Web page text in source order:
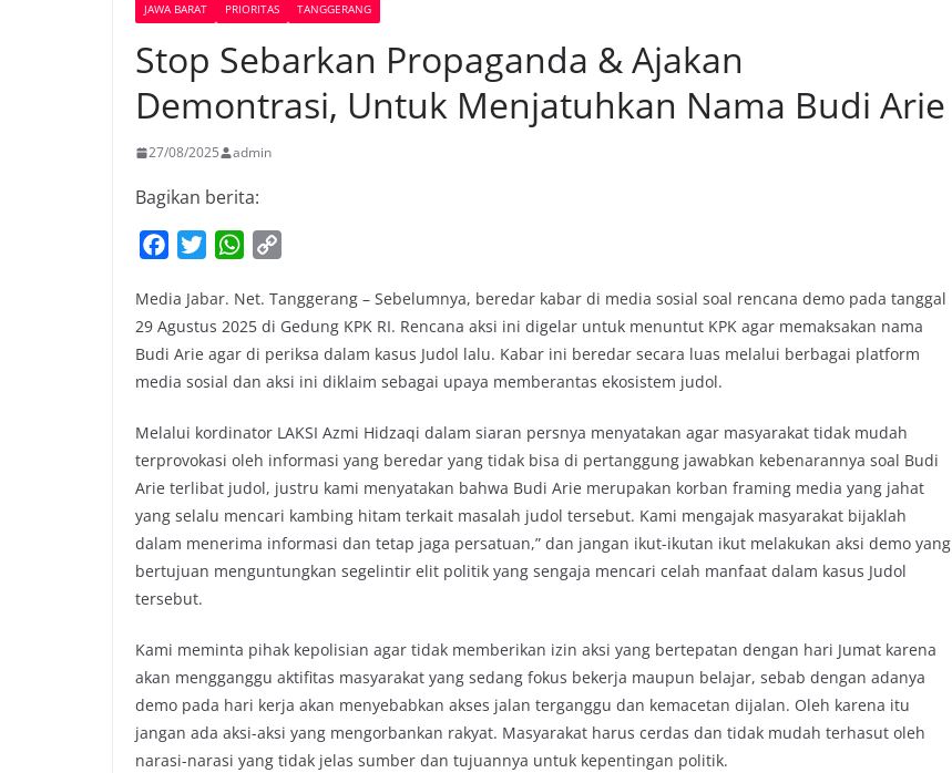
JAWA BARAT PRIORITAS TANGGERANG
Stop Sebarkan Propaganda & Ajakan
Demontrasi, Untuk Menjatuhkan Nama Budi Arie
27/08/2025 admin
Bagikan berita:
c
e
b
o
k
i
t
t
e
W
a
t
s
A
p
p
y
L
i
k
Media Jabar. Net. Tanggerang – Sebelumnya, beredar kabar di media sosial soal rencana demo pada tanggal
29 Agustus 2025 di Gedung KPK RI. Rencana aksi ini digelar untuk menuntut KPK agar memaksakan nama
Budi Arie agar di periksa dalam kasus Judol lalu. Kabar ini beredar secara luas melalui berbagai platform
media sosial dan aksi ini diklaim sebagai upaya memberantas ekosistem judol.
Melalui kordinator LAKSI Azmi Hidzaqi dalam siaran persnya menyatakan agar masyarakat tidak mudah
terprovokasi oleh informasi yang beredar yang tidak bisa di pertanggung jawabkan kebenarannya soal Budi
Arie terlibat judol, justru kami menyatakan bahwa Budi Arie merupakan korban framing media yang jahat
yang selalu mencari kambing hitam terkait masalah judol tersebut. Kami mengajak masyarakat bijaklah
dalam menerima informasi dan tetap jaga persatuan,” dan jangan ikut-ikutan ikut melakukan aksi demo yang
bertujuan menguntungkan segelintir elit politik yang sengaja mencari celah manfaat dalam kasus Judol
tersebut.
Kami meminta pihak kepolisian agar tidak memberikan izin aksi yang bertepatan dengan hari Jumat karena
akan mengganggu aktifitas masyarakat yang sedang fokus bekerja maupun belajar, sebab dengan adanya
demo pada hari kerja akan menyebabkan akses jalan terganggu dan kemacetan dijalan. Oleh karena itu
jangan ada aksi-aksi yang mengorbankan rakyat. Masyarakat harus cerdas dan tidak mudah terhasut oleh
narasi-narasi yang tidak jelas sumber dan tujuannya untuk kepentingan politik.